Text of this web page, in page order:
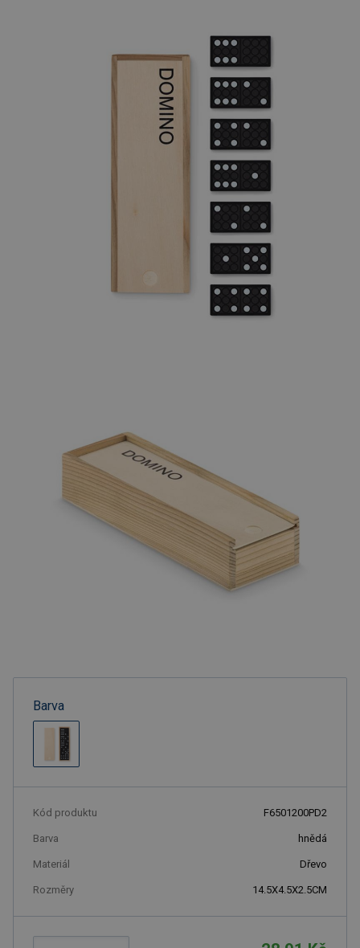
Barva
Kód produktu F6501200PD2
Barva hnědá
Materiál Dřevo
Rozměry 14.5X4.5X2.5CM